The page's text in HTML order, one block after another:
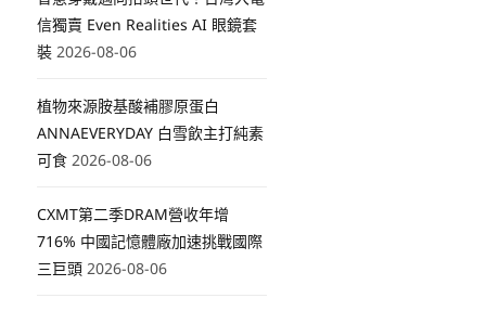
信獨賣 Even Realities AI 眼鏡套
裝 2026-08-06
植物來源胺基酸補膠原蛋白
ANNAEVERYDAY 白雪飲主打純素
可食 2026-08-06
CXMT第二季DRAM營收年增
716% 中國記憶體廠加速挑戰國際
三巨頭 2026-08-06